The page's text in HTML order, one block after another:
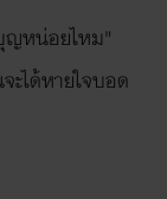
ญหน่อยไหม"
ะได้หายใจบอด